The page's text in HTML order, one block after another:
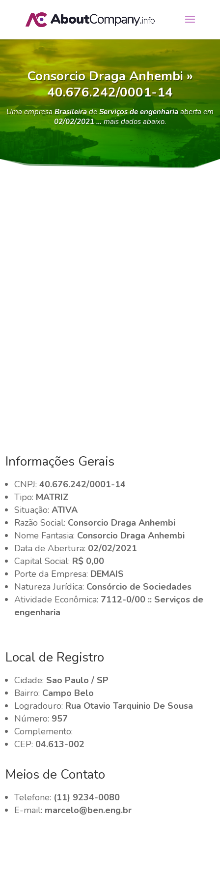
Consorcio Draga Anhembi »
40.676.242/0001-14
Uma empresaBrasileirade Serviços de engenhariaaberta em
02/02/2021 …mais dados abaixo.
Informações Gerais
CNPJ:40.676.242/0001-14
Tipo: MATRIZ
Situação:ATIVA
Razão Social: Consorcio Draga Anhembi
Nome Fantasia: Consorcio Draga Anhembi
Data de Abertura: 02/02/2021
Capital Social: R$ 0,00
Porte da Empresa: DEMAIS
Natureza Jurídica: Consórcio de Sociedades
Atividade Econômica: 7112-0/00 :: Serviços de
engenharia
Local de Registro
Cidade: Sao Paulo / SP
Bairro: Campo Belo
Logradouro: Rua Otavio Tarquinio De Sousa
Número: 957
Complemento:
CEP: 04.613-002
Meios de Contato
Telefone: (11) 9234-0080
E-mail: marcelo@ben.eng.br